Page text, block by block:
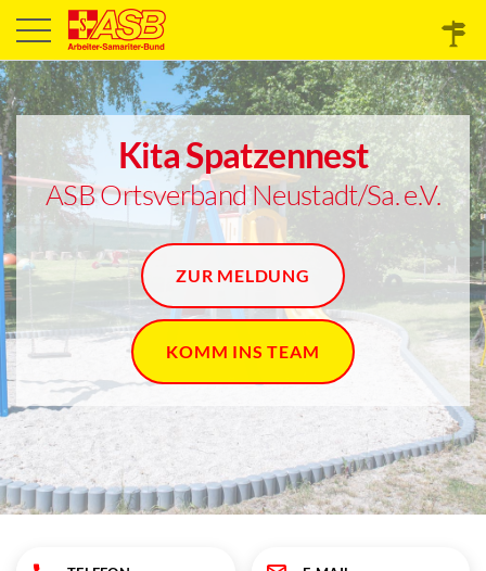
Kita Spatzennest
ASB Ortsverband Neustadt/Sa. e.V.
ZUR MELDUNG
KOMM INS TEAM